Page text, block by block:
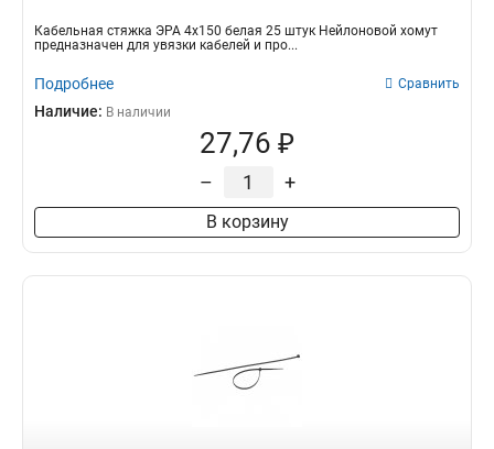
Кабельная стяжка ЭРА 4х150 белая 25 штук Нейлоновой хомут
предназначен для увязки кабелей и про...
Подробнее Сравнить
Наличие: В наличии
27,76 ₽
– +
В корзину